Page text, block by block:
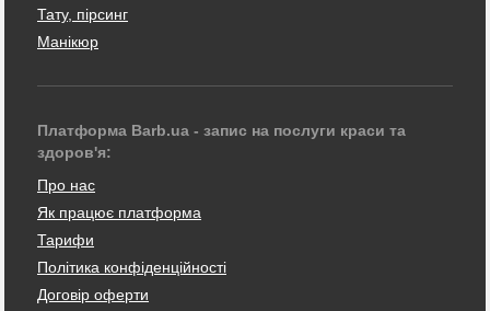
Тату, пірсинг
Манікюр
Платформа Barb.ua - запис на послуги краси та
здоров'я:
Про нас
Як працює платформа
Тарифи
Політика конфіденційності
Договір оферти